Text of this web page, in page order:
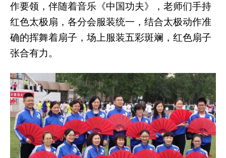
作要领，伴随着音乐《中国功夫》，老师们手持
红色太极扇，各分会服装统一，结合太极动作准
确的挥舞着扇子，场上服装五彩斑斓，红色扇子
张合有力。